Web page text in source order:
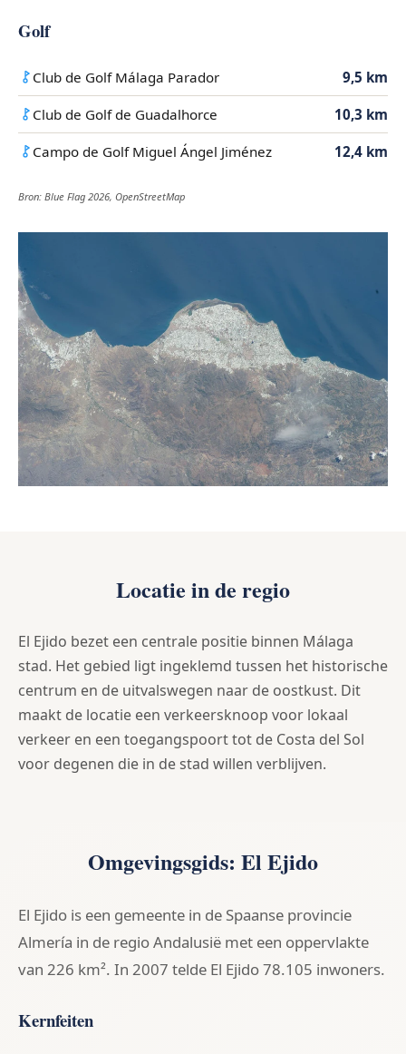
Golf
Club de Golf Málaga Parador 9,5 km
Club de Golf de Guadalhorce 10,3 km
Campo de Golf Miguel Ángel Jiménez 12,4 km
Bron: Blue Flag 2026, OpenStreetMap
Locatie in de regio
El Ejido bezet een centrale positie binnen Málaga
stad. Het gebied ligt ingeklemd tussen het historische
centrum en de uitvalswegen naar de oostkust. Dit
maakt de locatie een verkeersknoop voor lokaal
verkeer en een toegangspoort tot de Costa del Sol
voor degenen die in de stad willen verblijven.
Omgevingsgids: El Ejido
El Ejido is een gemeente in de Spaanse provincie
Almería in de regio Andalusië met een oppervlakte
van 226 km². In 2007 telde El Ejido 78.105 inwoners.
Kernfeiten